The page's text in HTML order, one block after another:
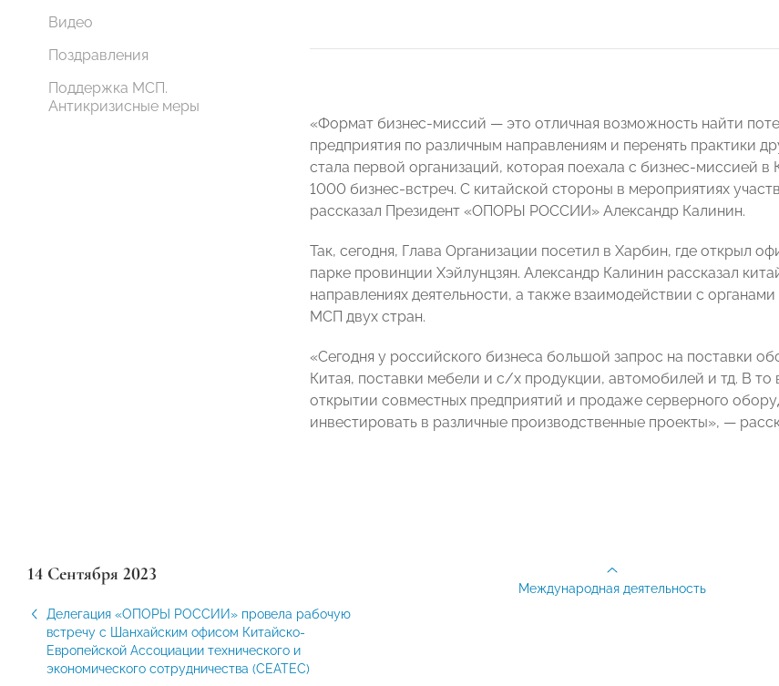
Видео
Поздравления
Поддержка МСП.
Антикризисные меры
«Формат бизнес-миссий — это отличная возможность найти
предприятия по различным направлениям и перенять практики
стала первой организаций, которая поехала с бизнес-миссией
1000 бизнес-встреч. С китайской стороны в мероприятиях
рассказал Президент «ОПОРЫ РОССИИ» Александр Калинин.
Так, сегодня, Глава Организации посетил в Харбин, где
парке провинции Хэйлунцзян. Александр Калинин рассказал
направлениях деятельности, а также взаимодействии с
МСП двух стран.
«Сегодня у российского бизнеса большой запрос на поставки
Китая, поставки мебели и с/х продукции, автомобилей и тд. В то
открытии совместных предприятий и продаже серверного
инвестировать в различные производственные проекты», —
14 Сентября 2023
Делегация «ОПОРЫ РОССИИ» провела рабочую
встречу с Шанхайским офисом Китайско-
Европейской Ассоциации технического и
экономического сотрудничества (CEATEC)
Международная деятельность